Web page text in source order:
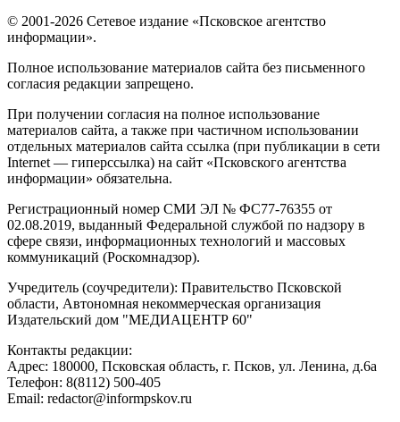
© 2001-2026 Сетевое издание «Псковское агентство
информации».
Полное использование материалов сайта без письменного
согласия редакции запрещено.
При получении согласия на полное использование
материалов сайта, а также при частичном использовании
отдельных материалов сайта ссылка (при публикации в сети
Internet — гиперссылка) на сайт «Псковского агентства
информации» обязательна.
Регистрационный номер СМИ ЭЛ № ФС77-76355 от
02.08.2019, выданный Федеральной службой по надзору в
сфере связи, информационных технологий и массовых
коммуникаций (Роскомнадзор).
Учредитель (соучредители): Правительство Псковской
области, Автономная некоммерческая организация
Издательский дом "МЕДИАЦЕНТР 60"
Контакты редакции:
Адреc: 180000, Псковская область, г. Псков, ул. Ленина, д.6а
Телефон: 8(8112) 500-405
Email: redactor@informpskov.ru